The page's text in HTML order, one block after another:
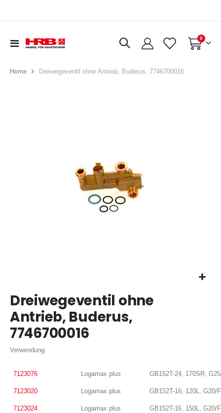
Navigation
Warenkorb
0Artikel
Home Dreiwegeventil ohne Antrieb, Buderus, 7746700016
Anfang
Bildergalerie
springen
Dreiwegeventil ohne
Antrieb, Buderus,
7746700016
Verwendung:
7123076 Logamax plus GB152T-24, 170SR,
7123020 Logamax plus GB152T-16, 120L, G20/
7123024 Logamax plus GB152T-16, 150L, G20/